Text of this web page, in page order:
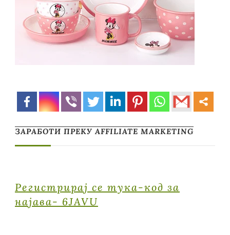
ЗАРАБОТИ ПРЕКУ AFFILIATE MARKETING
Регистрирај се тука-код за
најава- 6JAVU